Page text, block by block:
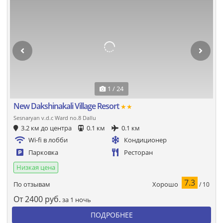
1 / 24
New Dakshinakali Village Resort★★
Sesnaryan v.d.c Ward no.8 Dallu
3.2 км до центра 0.1 км
0.1 км
Wi-fi в лобби
Кондиционер
Парковка
Ресторан
Низкая цена
По отзывам
Хорошо 7.3 / 10
От2400 руб. за 1 ночь
ПОДРОБНЕЕ